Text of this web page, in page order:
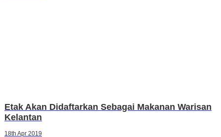
Etak Akan Didaftarkan Sebagai Makanan Warisan
Kelantan
18th Apr 2019